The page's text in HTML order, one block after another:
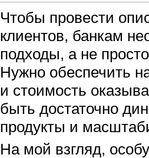
Чтобы провести
клиентов, банкам
подходы, а не
Нужно обеспечить
и стоимость
быть достаточно
продукты и
На мой взгляд,